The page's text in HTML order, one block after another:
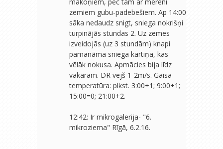
zemiem gubu-padebešiem. Ap 14:00
sāka nedaudz snigt, sniega nokrišņi
turpinājās stundas 2. Uz zemes
izveidojās (uz 3 stundām) knapi
pamanāma sniega kartiņa, kas
vēlāk nokusa. Apmācies bija līdz
vakaram. DR vējš 1-2m/s. Gaisa
temperatūra: plkst. 3:00+1; 9:00+1;
15:00=0; 21:00+2.
12:42: Ir mikrogalerija- "6.
mikroziema" Rīgā, 6.2.16.